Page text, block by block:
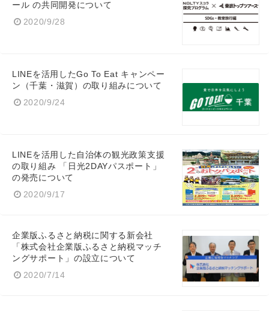
ール の共同開発について
2020/9/28
LINEを活用したGo To Eat キャンペー
ン（千葉・滋賀）の取り組みについて
2020/9/24
LINEを活用した自治体の観光政策支援
の取り組み 「日光2DAYパスポート」
の発売について
2020/9/17
企業版ふるさと納税に関する新会社
「株式会社企業版ふるさと納税マッチ
ングサポート」の設立について
2020/7/14